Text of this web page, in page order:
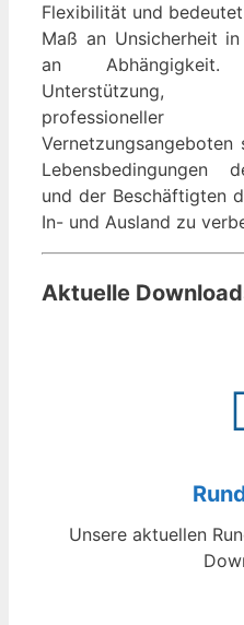
Flexibilität und
Maß an Unsicherheit
an
Unterstützung,
Lebensbedingungen
und der Beschäftigten
In- und Ausland zu
Aktuelle
Unsere aktuellen